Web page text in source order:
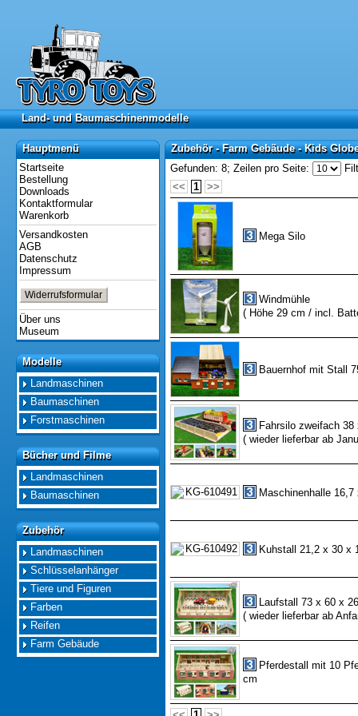
Land- und Baumaschinenmodelle
Land- und Baumaschinenmodelle
Hauptmenü
Hauptmenü
Startseite
Bestellung
Downloads
Kontaktformular
Warenkorb
Versandkosten
AGB
Datenschutz
Impressum
Widerrufsformular
Über uns
Museum
Modelle
Modelle
Landmaschinen
Baumaschinen
Forstmaschinen
Bücher und Filme
Bücher und Filme
Landmaschinen
Baumaschinen
Zubehör
Zubehör
Landmaschinen
Schlüsselanhänger
Tiere und Figuren
Farben
Reifen
Farm Gebäude
Zubehör - Farm Gebäude - Kids
Zubehör - Farm Gebäude - Kids
Gefunden: 8; Zeilen pro Seite:
<<
1 >>
Mega Silo
Windmühle
( Höhe 29 cm / incl.
Bauernhof mit Stall
Fahrsilo zweifach
( wieder lieferbar ab
Maschinenhalle
Kuhstall 21,2 x 30 x
Laufstall 73 x 60 x
( wieder lieferbar ab
Pferdestall mit 10
cm